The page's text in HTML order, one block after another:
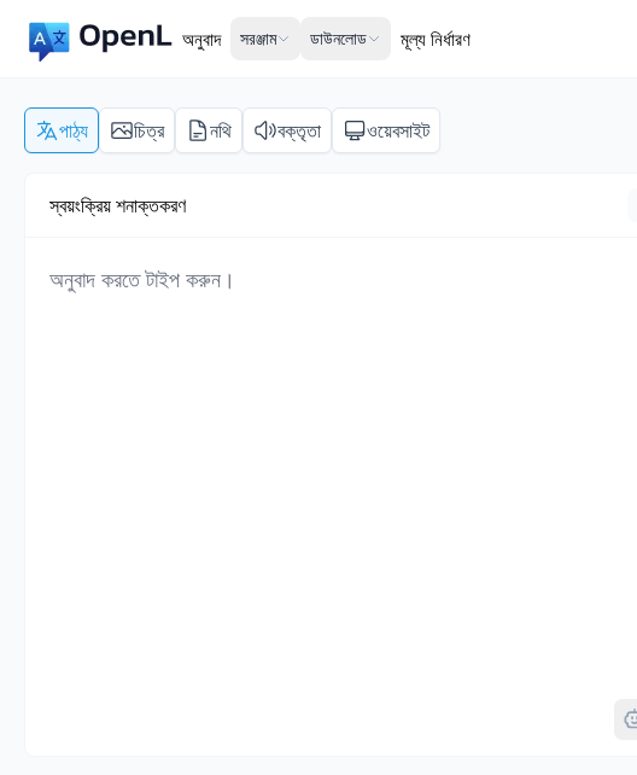
অনুবাদ সরঞ্জাম ডাউনলোড মূল্য নির্ধারণ
পাঠ্য চিত্র নথি বক্তৃতা ওয়েবসাইট
স্বয়ংক্রিয় শনাক্তকরণ